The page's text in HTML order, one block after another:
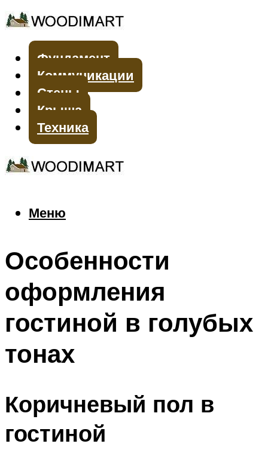
Фундамент
Коммуникации
Стены
Крыша
Техника
Меню
Меню
Особенности
оформления
гостиной в голубых
тонах
Коричневый пол в
гостиной